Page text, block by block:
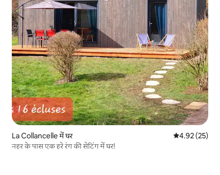
La Collancelle में घर औसत रेटिंग 5 में
4.92 (25)
नहर के पास एक हरे रंग की सेटिंग में घर!